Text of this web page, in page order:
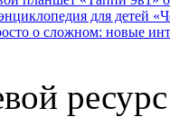
для детей
о сложном: новые